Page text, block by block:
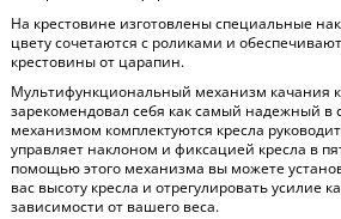
На крестовине изготовлены специальные
цвету сочетаются с роликами и
крестовины от царапин.
Мультифункциональный механизм качания
зарекомендовал себя как самый надежный в
механизмом комплектуются кресла
управляет наклоном и фиксацией кресла в
помощью этого механизма вы можете
вас высоту кресла и отрегулировать усилие
зависимости от вашего веса.